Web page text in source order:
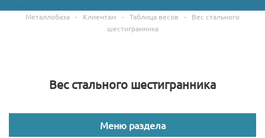
Металлобаза - Клиентам - Таблица весов -
Вес стального
шестигранника
Вес стального шестигранника
Меню раздела